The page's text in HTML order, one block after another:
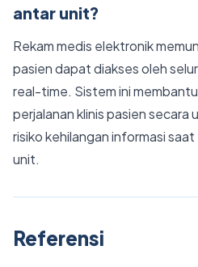
antar unit?
Rekam medis elektronik
pasien dapat diakses oleh
real-time. Sistem ini
perjalanan klinis pasien secara
risiko kehilangan informasi
unit.
Referensi